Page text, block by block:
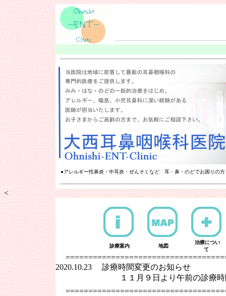
●アレルギー性鼻炎・中耳炎・ぜんそくなど 耳・鼻・のどでお困りの
<
診療案内 地図
治療につい
て
2020.10.23 診療時間変更のお知らせ
１１月９日より午前の診療時間を１